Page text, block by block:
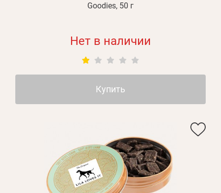
Goodies, 50 г
Нет в наличии
Купить